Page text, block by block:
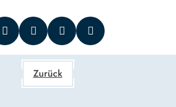
Zurück